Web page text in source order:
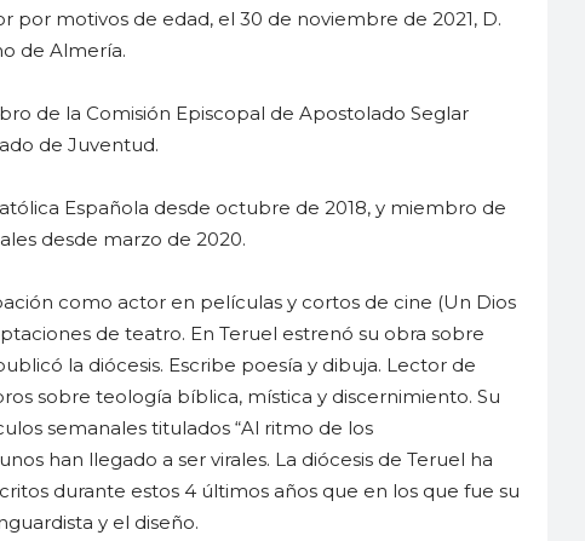
motivos de edad, el 30 de noviembre de 2021, D.
de Almería.
de la Comisión Episcopal de Apostolado Seglar
de Juventud.
Española desde octubre de 2018, y miembro de
desde marzo de 2020.
como actor en películas y cortos de cine (Un Dios
de teatro. En Teruel estrenó su obra sobre
la diócesis. Escribe poesía y dibuja. Lector de
sobre teología bíblica, mística y discernimiento. Su
semanales titulados “Al ritmo de los
han llegado a ser virales. La diócesis de Teruel ha
durante estos 4 últimos años que en los que fue su
y el diseño.